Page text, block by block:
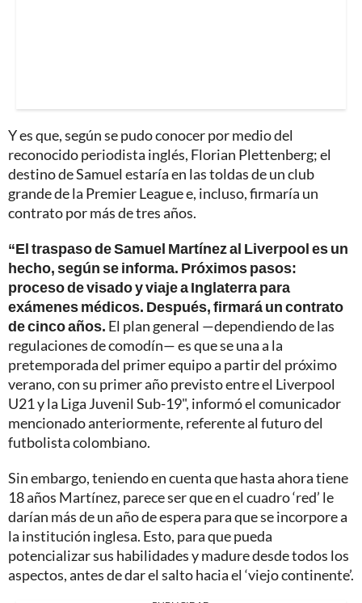
Y es que, según se pudo conocer por medio del
reconocido periodista inglés, Florian Plettenberg; el
destino de Samuel estaría en las toldas de un club
grande de la Premier League e, incluso, firmaría un
contrato por más de tres años.
“El traspaso de Samuel Martínez al Liverpool es un
hecho, según se informa. Próximos pasos:
proceso de visado y viaje a Inglaterra para
exámenes médicos. Después, firmará un contrato
de cinco años. El plan general —dependiendo de las
regulaciones de comodín— es que se una a la
pretemporada del primer equipo a partir del próximo
verano, con su primer año previsto entre el Liverpool
U21 y la Liga Juvenil Sub-19", informó el comunicador
mencionado anteriormente, referente al futuro del
futbolista colombiano.
Sin embargo, teniendo en cuenta que hasta ahora tiene
18 años Martínez, parece ser que en el cuadro ‘red’ le
darían más de un año de espera para que se incorpore a
la institución inglesa. Esto, para que pueda
potencializar sus habilidades y madure desde todos los
aspectos, antes de dar el salto hacia el ‘viejo continente’.